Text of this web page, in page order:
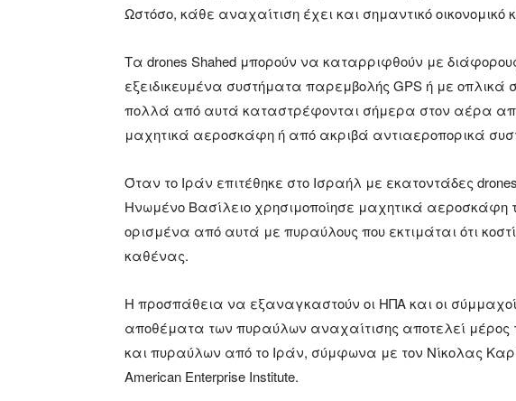
Ωστόσο, κάθε αναχαίτιση έχει και σημαντικό οικονομικό
Τα drones Shahed μπορούν να καταρριφθούν με
εξειδικευμένα συστήματα παρεμβολής GPS ή με
πολλά από αυτά καταστρέφονται σήμερα στον αέρα
μαχητικά αεροσκάφη ή από ακριβά αντιαεροπορικά
Όταν το Ιράν επιτέθηκε στο Ισραήλ με εκατοντάδες
Ηνωμένο Βασίλειο χρησιμοποίησε μαχητικά αεροσκάφη
ορισμένα από αυτά με πυραύλους που εκτιμάται ότι
καθένας.
Η προσπάθεια να εξαναγκαστούν οι ΗΠΑ και οι
αποθέματα των πυραύλων αναχαίτισης αποτελεί μέρος
και πυραύλων από το Ιράν, σύμφωνα με τον Νίκολας
American Enterprise Institute.